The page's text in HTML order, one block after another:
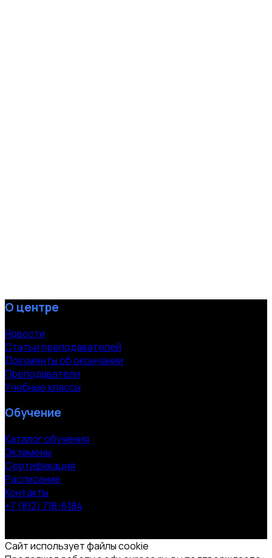
О центре
Новости
Статьи преподавателей
Документы об окончании
Преподаватели
Учебные классы
Обучение
Каталог обучения
Экзамены
Сертификация
Расписание
Контакты
+7 (812) 718-6184
Сайт использует файлы cookie